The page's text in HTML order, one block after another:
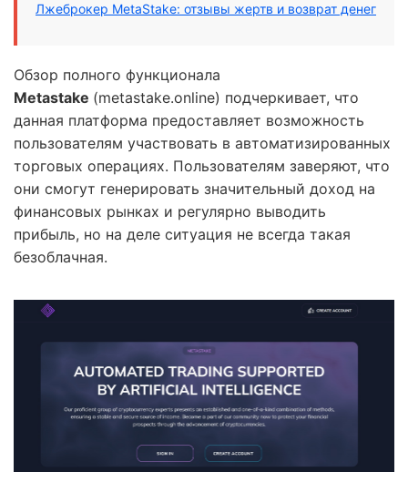
Лжеброкер MetaStake: отзывы жертв и возврат денег
Обзор полного функционала
Metastake (metastake.online) подчеркивает, что
данная платформа предоставляет возможность
пользователям участвовать в автоматизированных
торговых операциях. Пользователям заверяют, что
они смогут генерировать значительный доход на
финансовых рынках и регулярно выводить
прибыль, но на деле ситуация не всегда такая
безоблачная.